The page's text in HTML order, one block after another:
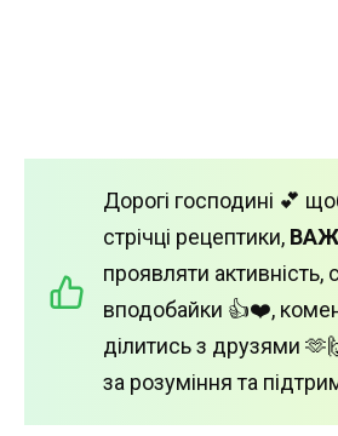
Дорогі господині 💕
стрічці рецептики,
проявляти активність,
вподобайки 👍❤️,
ділитись з друзями
за розуміння та